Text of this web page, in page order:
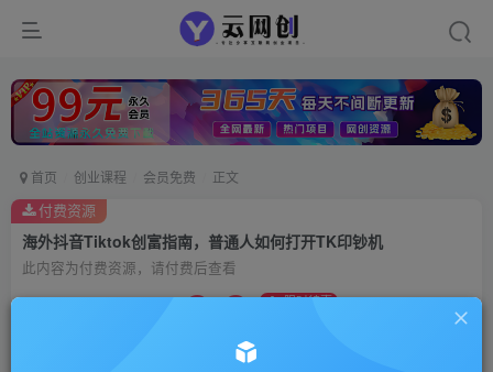
首页 创业课程 会员免费 正文
海外抖音Tiktok创富指南，普通人如何打开TK印钞机
此内容为付费资源，请付费后查看
9.9 限时特惠
付费资源